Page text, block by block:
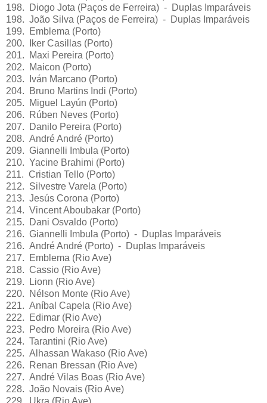
198. Diogo Jota (Paços de Ferreira) - Duplas Imparáveis
198. João Silva (Paços de Ferreira) - Duplas Imparáveis
199. Emblema (Porto)
200. Iker Casillas (Porto)
201. Maxi Pereira (Porto)
202. Maicon (Porto)
203. Iván Marcano (Porto)
204. Bruno Martins Indi (Porto)
205. Miguel Layún (Porto)
206. Rúben Neves (Porto)
207. Danilo Pereira (Porto)
208. André André (Porto)
209. Giannelli Imbula (Porto)
210. Yacine Brahimi (Porto)
211. Cristian Tello (Porto)
212. Silvestre Varela (Porto)
213. Jesús Corona (Porto)
214. Vincent Aboubakar (Porto)
215. Dani Osvaldo (Porto)
216. Giannelli Imbula (Porto) - Duplas Imparáveis
216. André André (Porto) - Duplas Imparáveis
217. Emblema (Rio Ave)
218. Cassio (Rio Ave)
219. Lionn (Rio Ave)
220. Nélson Monte (Rio Ave)
221. Aníbal Capela (Rio Ave)
222. Edimar (Rio Ave)
223. Pedro Moreira (Rio Ave)
224. Tarantini (Rio Ave)
225. Alhassan Wakaso (Rio Ave)
226. Renan Bressan (Rio Ave)
227. André Vilas Boas (Rio Ave)
228. João Novais (Rio Ave)
229. Ukra (Rio Ave)